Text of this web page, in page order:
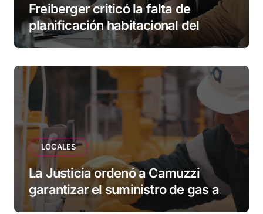
Freiberger criticó la falta de
planificación habitacional del
Municipio: “Vuoto deja afuera a
esperando”
LOCALES
La Justicia ordenó a Camuzzi
garantizar el suministro de gas a
una familia de Tolhuin